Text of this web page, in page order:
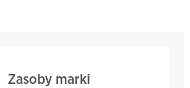
Zasoby marki